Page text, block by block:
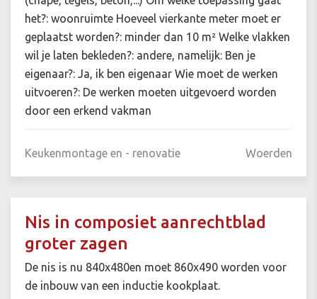
het?: woonruimte Hoeveel vierkante meter moet er
geplaatst worden?: minder dan 10 m² Welke vlakken
wil je laten bekleden?: andere, namelijk: Ben je
eigenaar?: Ja, ik ben eigenaar Wie moet de werken
uitvoeren?: De werken moeten uitgevoerd worden
door een erkend vakman
Keukenmontage en - renovatie Woerden
Nis in composiet aanrechtblad
groter zagen
De nis is nu 840x480en moet 860x490 worden voor
de inbouw van een inductie kookplaat.